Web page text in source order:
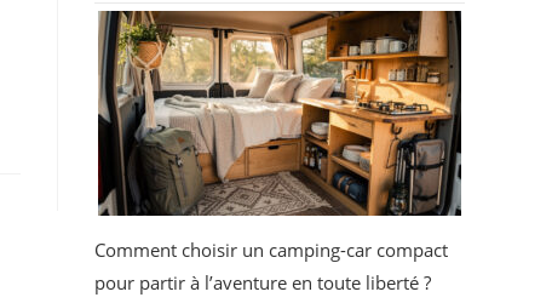
Comment choisir un camping-car compact
pour partir à l’aventure en toute liberté ?